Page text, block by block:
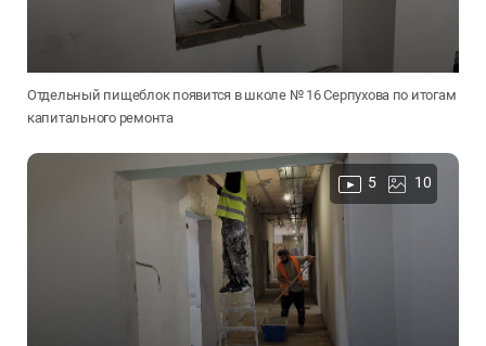
Отдельный пищеблок появится в школе № 16 Серпухова по итогам
капитального ремонта
5 10